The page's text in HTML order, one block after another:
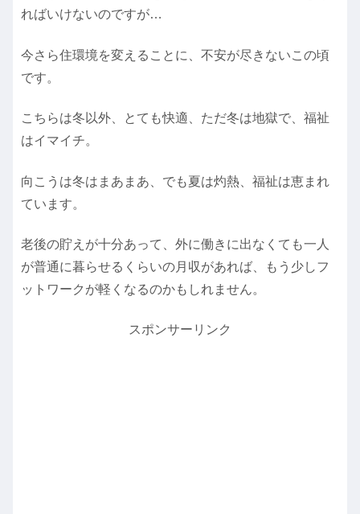
ればいけないのですが…
今さら住環境を変えることに、不安が尽きないこの頃
です。
こちらは冬以外、とても快適、ただ冬は地獄で、福祉
はイマイチ。
向こうは冬はまあまあ、でも夏は灼熱、福祉は恵まれ
ています。
老後の貯えが十分あって、外に働きに出なくても一人
が普通に暮らせるくらいの月収があれば、もう少しフ
ットワークが軽くなるのかもしれません。
スポンサーリンク